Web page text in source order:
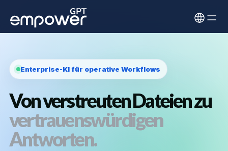
Enterprise-KI für operative Workflows
Von verstreuten Dateien zu
vertrauenswürdigen
Antworten.